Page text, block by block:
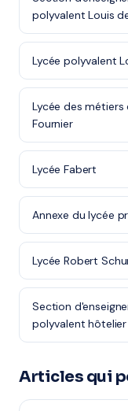
polyvalent Louis
Lycée polyvalent
Lycée des
Fournier
Lycée Fabert
Annexe du lycée
Lycée Robert
Section
polyvalent
Articles qui